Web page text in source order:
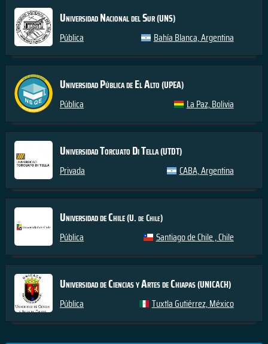
Universidad Nacional del Sur(UNS)
Pública Bahía Blanca, Argentina
Universidad Pública de El Alto(UPEA)
Pública La Paz, Bolivia
Universidad Torcuato Di Tella(UTDT)
Privada CABA, Argentina
Universidad de Chile(U. de Chile)
Pública Santiago de Chile , Chile
Universidad de Ciencias y Artes de Chiapas(UNICACH)
Pública Tuxtla Gutiérrez, México